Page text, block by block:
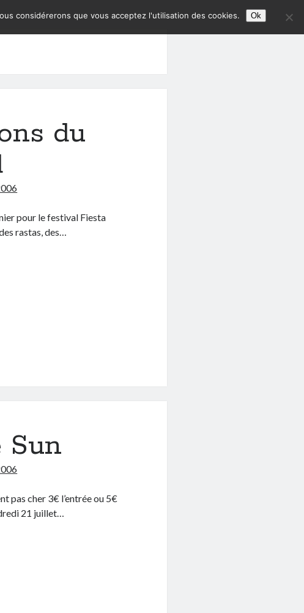
du
pour le festival Fiesta
rastas, des…
Sun
pas cher 3€ l’entrée ou 5€
21 juillet…
considérerons que vous acceptez l'utilisation des cookies. Ok